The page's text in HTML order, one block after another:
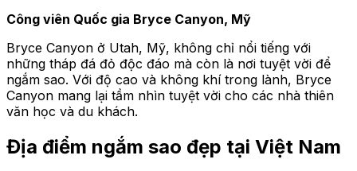
Công viên Quốc gia Bryce Canyon, Mỹ
Bryce Canyon ở Utah, Mỹ, không chỉ nổi tiếng với
những tháp đá đỏ độc đáo mà còn là nơi tuyệt vời để
ngắm sao. Với độ cao và không khí trong lành, Bryce
Canyon mang lại tầm nhìn tuyệt vời cho các nhà thiên
văn học và du khách.
Địa điểm ngắm sao đẹp tại Việt Nam